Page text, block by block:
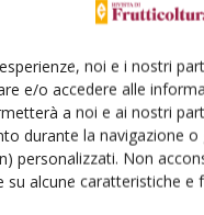
noi e i nostri
e/o accedere alle
a noi e ai nostri
durante la navigazione
personalizzati. Non
su alcune caratteristiche e
Pinterest